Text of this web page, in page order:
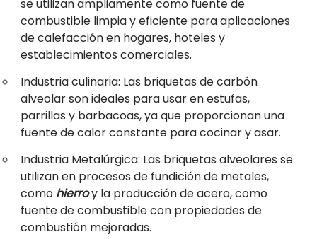
se utilizan ampliamente como fuente de
combustible limpia y eficiente para aplicaciones
de calefacción en hogares, hoteles y
establecimientos comerciales.
Industria culinaria: Las briquetas de carbón
alveolar son ideales para usar en estufas,
parrillas y barbacoas, ya que proporcionan una
fuente de calor constante para cocinar y asar.
Industria Metalúrgica: Las briquetas alveolares se
utilizan en procesos de fundición de metales,
como hierroy la producción de acero, como
fuente de combustible con propiedades de
combustión mejoradas.